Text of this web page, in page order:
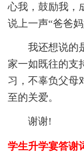
心我，鼓励我，
说上一声“爸爸
我还想说的
家一如既往的支
习，不辜负父母
至的关爱。
谢谢!
学生升学宴答谢